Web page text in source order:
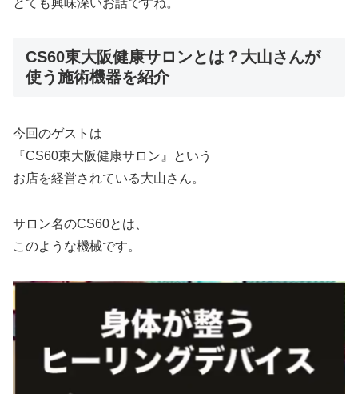
CS60東大阪健康サロンとは？大山さんが
使う施術機器を紹介
今回のゲストは
『CS60東大阪健康サロン』という
お店を経営されている大山さん。
サロン名のCS60とは、
このような機械です。